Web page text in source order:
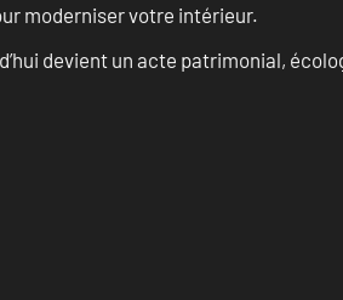
moderniser votre intérieur.
devient un acte patrimonial,